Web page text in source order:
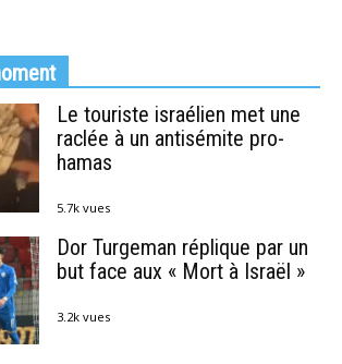
Le touriste israélien met une
raclée à un antisémite pro-
hamas
5.7k vues
Dor Turgeman réplique par un
but face aux « Mort à Israël »
3.2k vues